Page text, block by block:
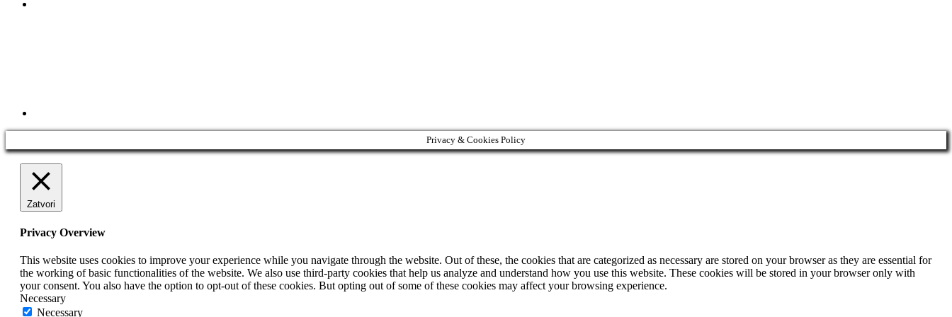
Privacy & Cookies Policy
Zatvori
Privacy Overview
This website uses cookies to improve your experience while you navigate through the website. Out of these, the cookies that are categorized as necessary are stored on your browser as they are essential for
the working of basic functionalities of the website. We also use third-party cookies that help us analyze and understand how you use this website. These cookies will be stored in your browser only with
your consent. You also have the option to opt-out of these cookies. But opting out of some of these cookies may affect your browsing experience.
Necessary
Necessary